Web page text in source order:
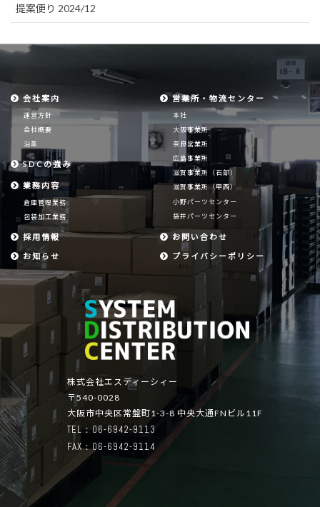
提案便り 2024/12
会社案内
運営方針
会社概要
沿革
SDCの強み
業務内容
倉庫管理業務
包装加工業務
営業所・物流センター
本社
大阪事業所
奈良営業所
広島事業所
滋賀事業所（石部）
滋賀事業所（甲西）
小野パーツセンター
袋井パーツセンター
採用情報 お問い合わせ
お知らせ プライバシーポリシー
株式会社エスディーシィー
〒540-0028
大阪市中央区常盤町1-3-8 中央大通FNビル11F
TEL：06-6942-9113
FAX：06-6942-9114